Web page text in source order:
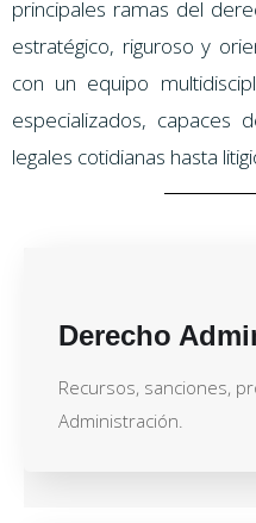
principales ramas del
estratégico, riguroso y
con un equipo
especializados, capaces
legales cotidianas hasta
Derecho
Recursos, sanciones,
Administración.